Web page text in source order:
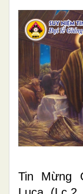
Tin Mừng